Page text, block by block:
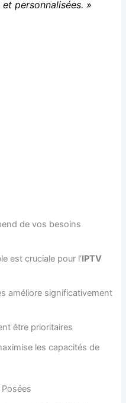
personnalisées. »
de vos besoins
est cruciale pour l’IPTV
améliore significativement
être prioritaires
les capacités de